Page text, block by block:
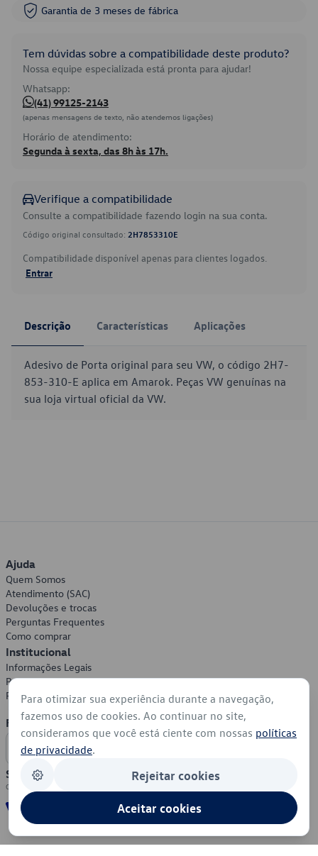
Garantia de 3 meses de fábrica
Tem dúvidas sobre a compatibilidade deste produto?
Nossa equipe especializada está pronta para ajudar!
Whatsapp:
(41) 99125-2143
(apenas mensagens de texto, não atendemos ligações)
Horário de atendimento:
Segunda à sexta, das 8h às 17h.
Verifique a compatibilidade
Consulte a compatibilidade fazendo login na sua conta.
Código original consultado: 2H7853310E
Compatibilidade disponível apenas para clientes logados.
Entrar
Descrição Características Aplicações
Adesivo de Porta original para seu VW, o código 2H7-
853-310-E aplica em Amarok. Peças VW genuínas na
sua loja virtual oficial da VW.
Ajuda
Quem Somos
Atendimento (SAC)
Devoluções e trocas
Perguntas Frequentes
Como comprar
Institucional
Informações Legais
Política de Privacidade
Política de Cookies
Formas de Pagamento
Segurança
Para otimizar sua experiência durante a navegação,
fazemos uso de cookies. Ao continuar no site,
consideramos que você está ciente com nossas políticas
de privacidade.
Rejeitar cookies
Aceitar cookies